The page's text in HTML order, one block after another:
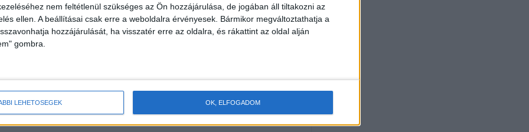
nem feltétlenül szükséges az Ön hozzájárulása, de jogában áll tiltakozni az
ellen. A beállításai csak erre a weboldalra érvényesek. Bármikor megváltoztathatja a
hozzájárulását, ha visszatér erre az oldalra, és rákattint az oldal alján
gombra.
LEHETŐSÉGEK OK, ELFOGADOM
Kanadáig. Mivel Nostradamus jövendölései mindig
lesz a Richer-skálán. Úgy véli, legalább 8-as szintű